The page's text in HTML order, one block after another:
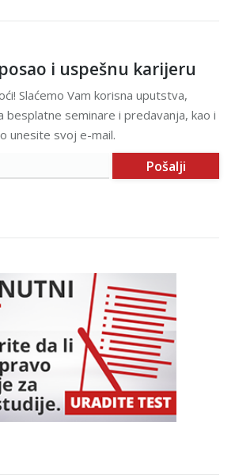
i uspešnu karijeru
Slaćemo Vam korisna uputstva,
besplatne seminare i predavanja, kao i
unesite svoj e-mail.